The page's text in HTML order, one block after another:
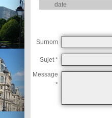
date
Surnom
Sujet *
Message
*